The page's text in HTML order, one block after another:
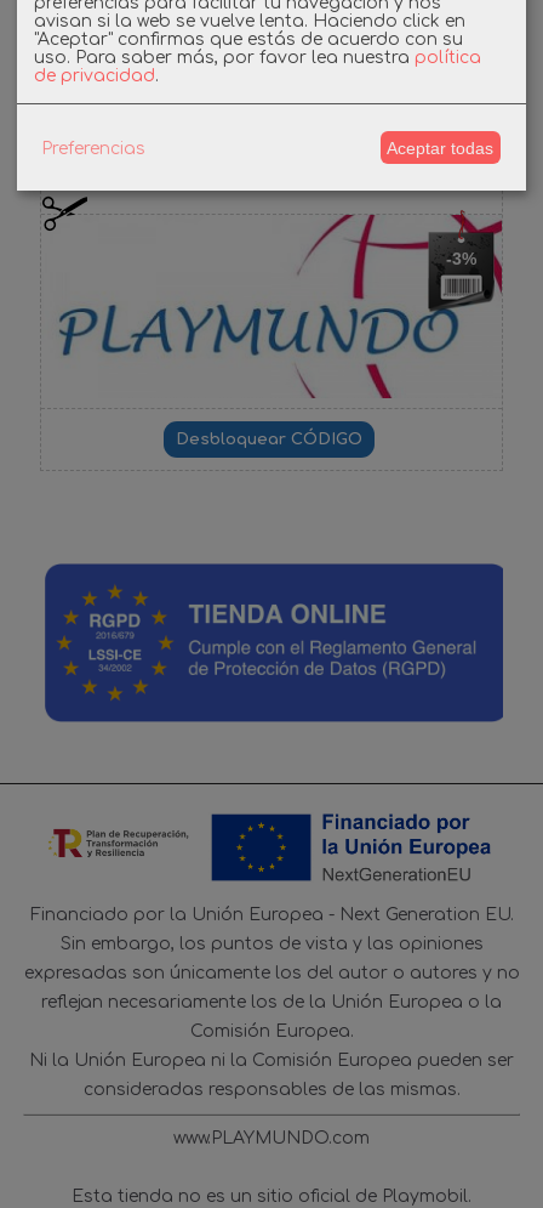
Facebook
-3%
Financiado por la Unión Europea - Next Generation EU.
Sin embargo, los puntos de vista y las opiniones
expresadas son únicamente los del autor o autores y no
reflejan necesariamente los de la Unión Europea o la
Comisión Europea.
Ni la Unión Europea ni la Comisión Europea pueden ser
consideradas responsables de las mismas.
www.PLAYMUNDO.com
Esta tienda no es un sitio oficial de Playmobil.
avisan si la web se vuelve lenta. Haciendo click en
"Aceptar" confirmas que estás de acuerdo con su
uso. Para saber más, por favor lea nuestra política
de privacidad.
Preferencias Aceptar todas